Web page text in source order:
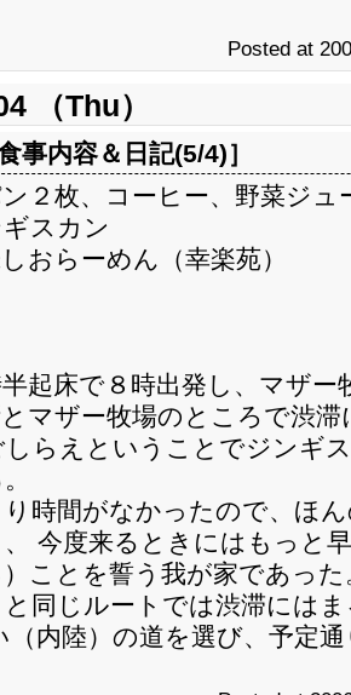
Posted at
（Thu）
事内容＆日記(5/4)］
２枚、コーヒー、野菜ジュ
スカン
おらーめん（幸楽苑）
起床で８時出発し、マザー
マザー牧場のところで渋
しらえということでジンギ
時間がなかったので、ほ
今度来るときにはもっと
）ことを誓う我が家であった
同じルートでは渋滞には
（内陸）の道を選び、予定